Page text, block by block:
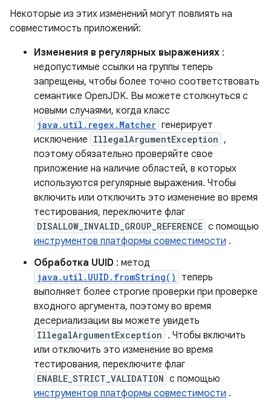
Некоторые из этих изменений могут повлиять на
совместимость приложений:
Изменения в регулярных выражениях :
недопустимые ссылки на группы теперь
запрещены, чтобы более точно соответствовать
семантике OpenJDK. Вы можете столкнуться с
новыми случаями, когда класс
java.util.regex.Matcher генерирует
исключение IllegalArgumentException ,
поэтому обязательно проверяйте свое
приложение на наличие областей, в которых
используются регулярные выражения. Чтобы
включить или отключить это изменение во время
тестирования, переключите флаг
DISALLOW_INVALID_GROUP_REFERENCE с помощью
инструментов платформы совместимости .
Обработка UUID : метод
java.util.UUID.fromString()
теперь
выполняет более строгие проверки при проверке
входного аргумента, поэтому во время
десериализации вы можете увидеть
IllegalArgumentException . Чтобы включить
или отключить это изменение во время
тестирования, переключите флаг
ENABLE_STRICT_VALIDATION с помощью
инструментов платформы совместимости .